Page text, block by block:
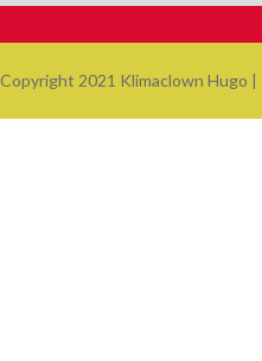
Copyright 2021 Klimaclown Hugo |